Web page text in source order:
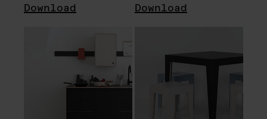
Download Download